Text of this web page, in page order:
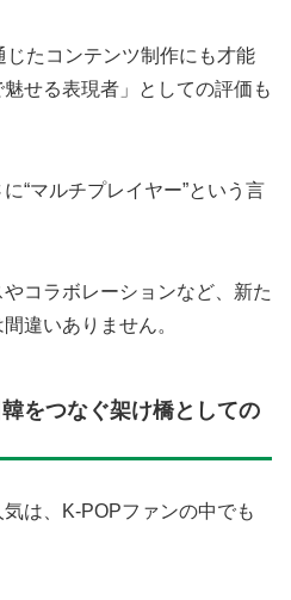
じたコンテンツ制作にも才能
せる表現者」としての評価も
“マルチプレイヤー”という言
コラボレーションなど、新た
違いありません。
をつなぐ架け橋としての
は、K-POPファンの中でも